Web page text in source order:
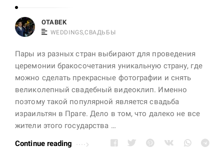
OTABEK
WEDDINGS,СВАДЬБЫ
Пары из разных стран выбирают для проведения
церемонии бракосочетания уникальную страну, где
можно сделать прекрасные фотографии и снять
великолепный свадебный видеоклип. Именно
поэтому такой популярной является свадьба
израильтян в Праге. Дело в том, что далеко не все
жители этого государства …
Continue reading